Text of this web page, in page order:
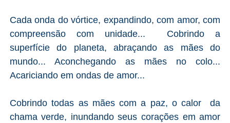
Cada onda do vórtice, expandindo, com amor, com
compreensão com unidade... Cobrindo a
superfície do planeta, abraçando as mães do
mundo... Aconchegando as mães no colo...
Acariciando em ondas de amor...
Cobrindo todas as mães com a paz, o calor da
chama verde, inundando seus corações em amor